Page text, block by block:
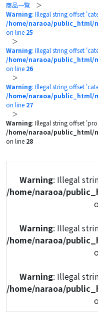
商品一覧 ＞
Warning: Illegal string offset
/home/naraoa/public_html/
on line 25
＞
Warning: Illegal string offset
/home/naraoa/public_html/
on line 26
＞
Warning: Illegal string offset
/home/naraoa/public_html/
on line 27
＞
Warning: Illegal string offset
/home/naraoa/public_html/
on line 28
Warning: Illegal
/home/naraoa/
Warning: Illegal
/home/naraoa/
Warning: Illegal
/home/naraoa/